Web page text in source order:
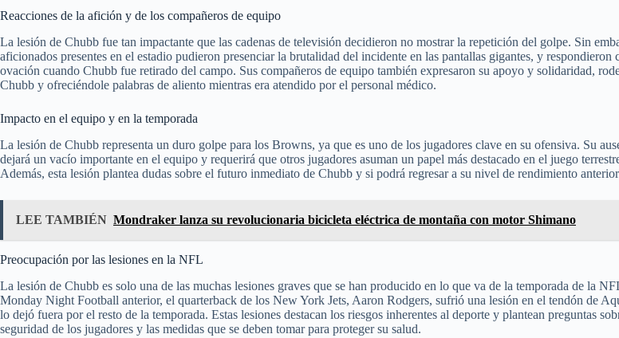
Reacciones de la afición y de los compañeros de equipo
La lesión de Chubb fue tan impactante que las cadenas de televisión decidieron no mostrar la repetición del golpe. Sin
aficionados presentes en el estadio pudieron presenciar la brutalidad del incidente en las pantallas gigantes, y respondieron
ovación cuando Chubb fue retirado del campo. Sus compañeros de equipo también expresaron su apoyo y solidaridad,
Chubb y ofreciéndole palabras de aliento mientras era atendido por el personal médico.
Impacto en el equipo y en la temporada
La lesión de Chubb representa un duro golpe para los Browns, ya que es uno de los jugadores clave en su ofensiva. Su
dejará un vacío importante en el equipo y requerirá que otros jugadores asuman un papel más destacado en el juego
Además, esta lesión plantea dudas sobre el futuro inmediato de Chubb y si podrá regresar a su nivel de rendimiento
LEE TAMBIÉN Mondraker lanza su revolucionaria bicicleta eléctrica de montaña con motor Shimano
Preocupación por las lesiones en la NFL
La lesión de Chubb es solo una de las muchas lesiones graves que se han producido en lo que va de la temporada de la
Monday Night Football anterior, el quarterback de los New York Jets, Aaron Rodgers, sufrió una lesión en el tendón de
lo dejó fuera por el resto de la temporada. Estas lesiones destacan los riesgos inherentes al deporte y plantean preguntas
seguridad de los jugadores y las medidas que se deben tomar para proteger su salud.